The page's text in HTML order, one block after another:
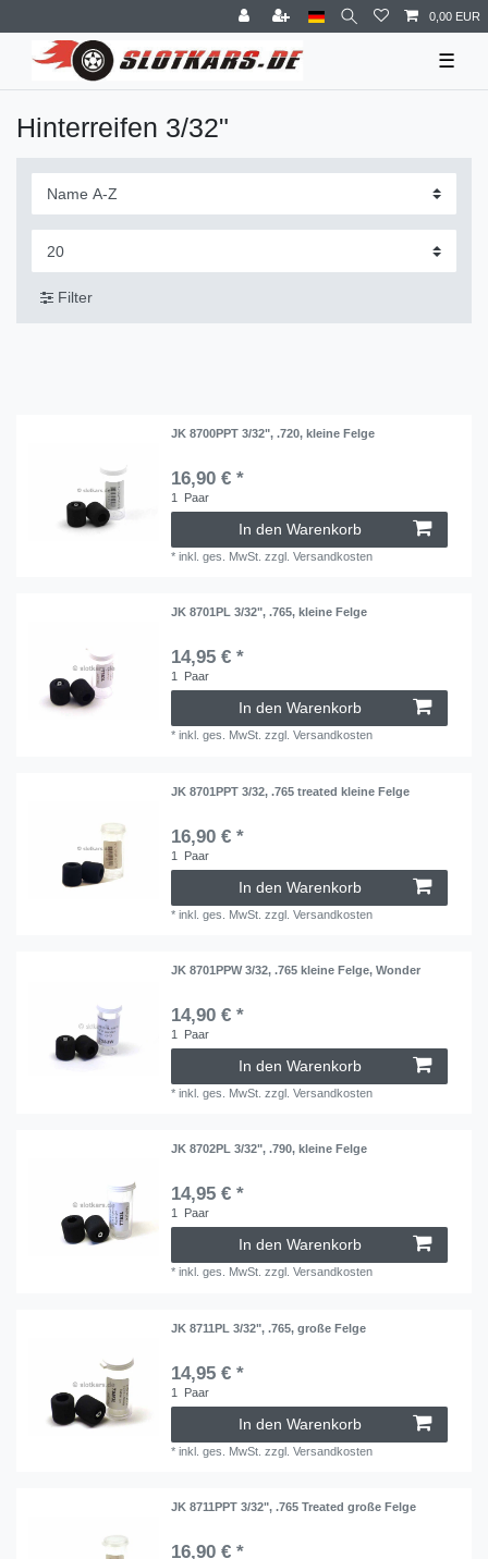
0,00 EUR
☰
Hinterreifen 3/32"
Filter
JK 8700PPT 3/32", .720, kleine Felge
16,90 € *
1 Paar
In den Warenkorb
*inkl. ges. MwSt. zzgl.Versandkosten
JK 8701PL 3/32", .765, kleine Felge
14,95 € *
1 Paar
In den Warenkorb
*inkl. ges. MwSt. zzgl.Versandkosten
JK 8701PPT 3/32, .765 treated kleine Felge
16,90 € *
1 Paar
In den Warenkorb
*inkl. ges. MwSt. zzgl.Versandkosten
JK 8701PPW 3/32, .765 kleine Felge, Wonder
14,90 € *
1 Paar
In den Warenkorb
*inkl. ges. MwSt. zzgl.Versandkosten
JK 8702PL 3/32", .790, kleine Felge
14,95 € *
1 Paar
In den Warenkorb
*inkl. ges. MwSt. zzgl.Versandkosten
JK 8711PL 3/32", .765, große Felge
14,95 € *
1 Paar
In den Warenkorb
*inkl. ges. MwSt. zzgl.Versandkosten
JK 8711PPT 3/32", .765 Treated große Felge
16,90 € *